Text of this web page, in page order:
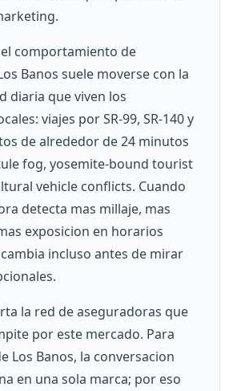
comportamiento de
Banos suele moverse con la
diaria que viven los
viajes por SR-99, SR-140 y
de alrededor de 24 minutos
fog, yosemite-bound tourist
vehicle conflicts. Cuando
detecta mas millaje, mas
exposicion en horarios
incluso antes de mirar
la red de aseguradoras que
por este mercado. Para
Los Banos, la conversacion
en una sola marca; por eso